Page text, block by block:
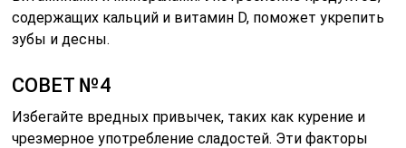
содержащих кальций и витамин D, поможет укрепить
зубы и десны.
СОВЕТ №4
Избегайте вредных привычек, таких как курение и
чрезмерное употребление сладостей. Эти факторы